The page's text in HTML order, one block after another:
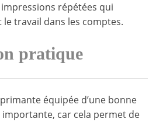
répétées qui
travail dans les comptes.
pratique
équipée d’une bonne
car cela permet de